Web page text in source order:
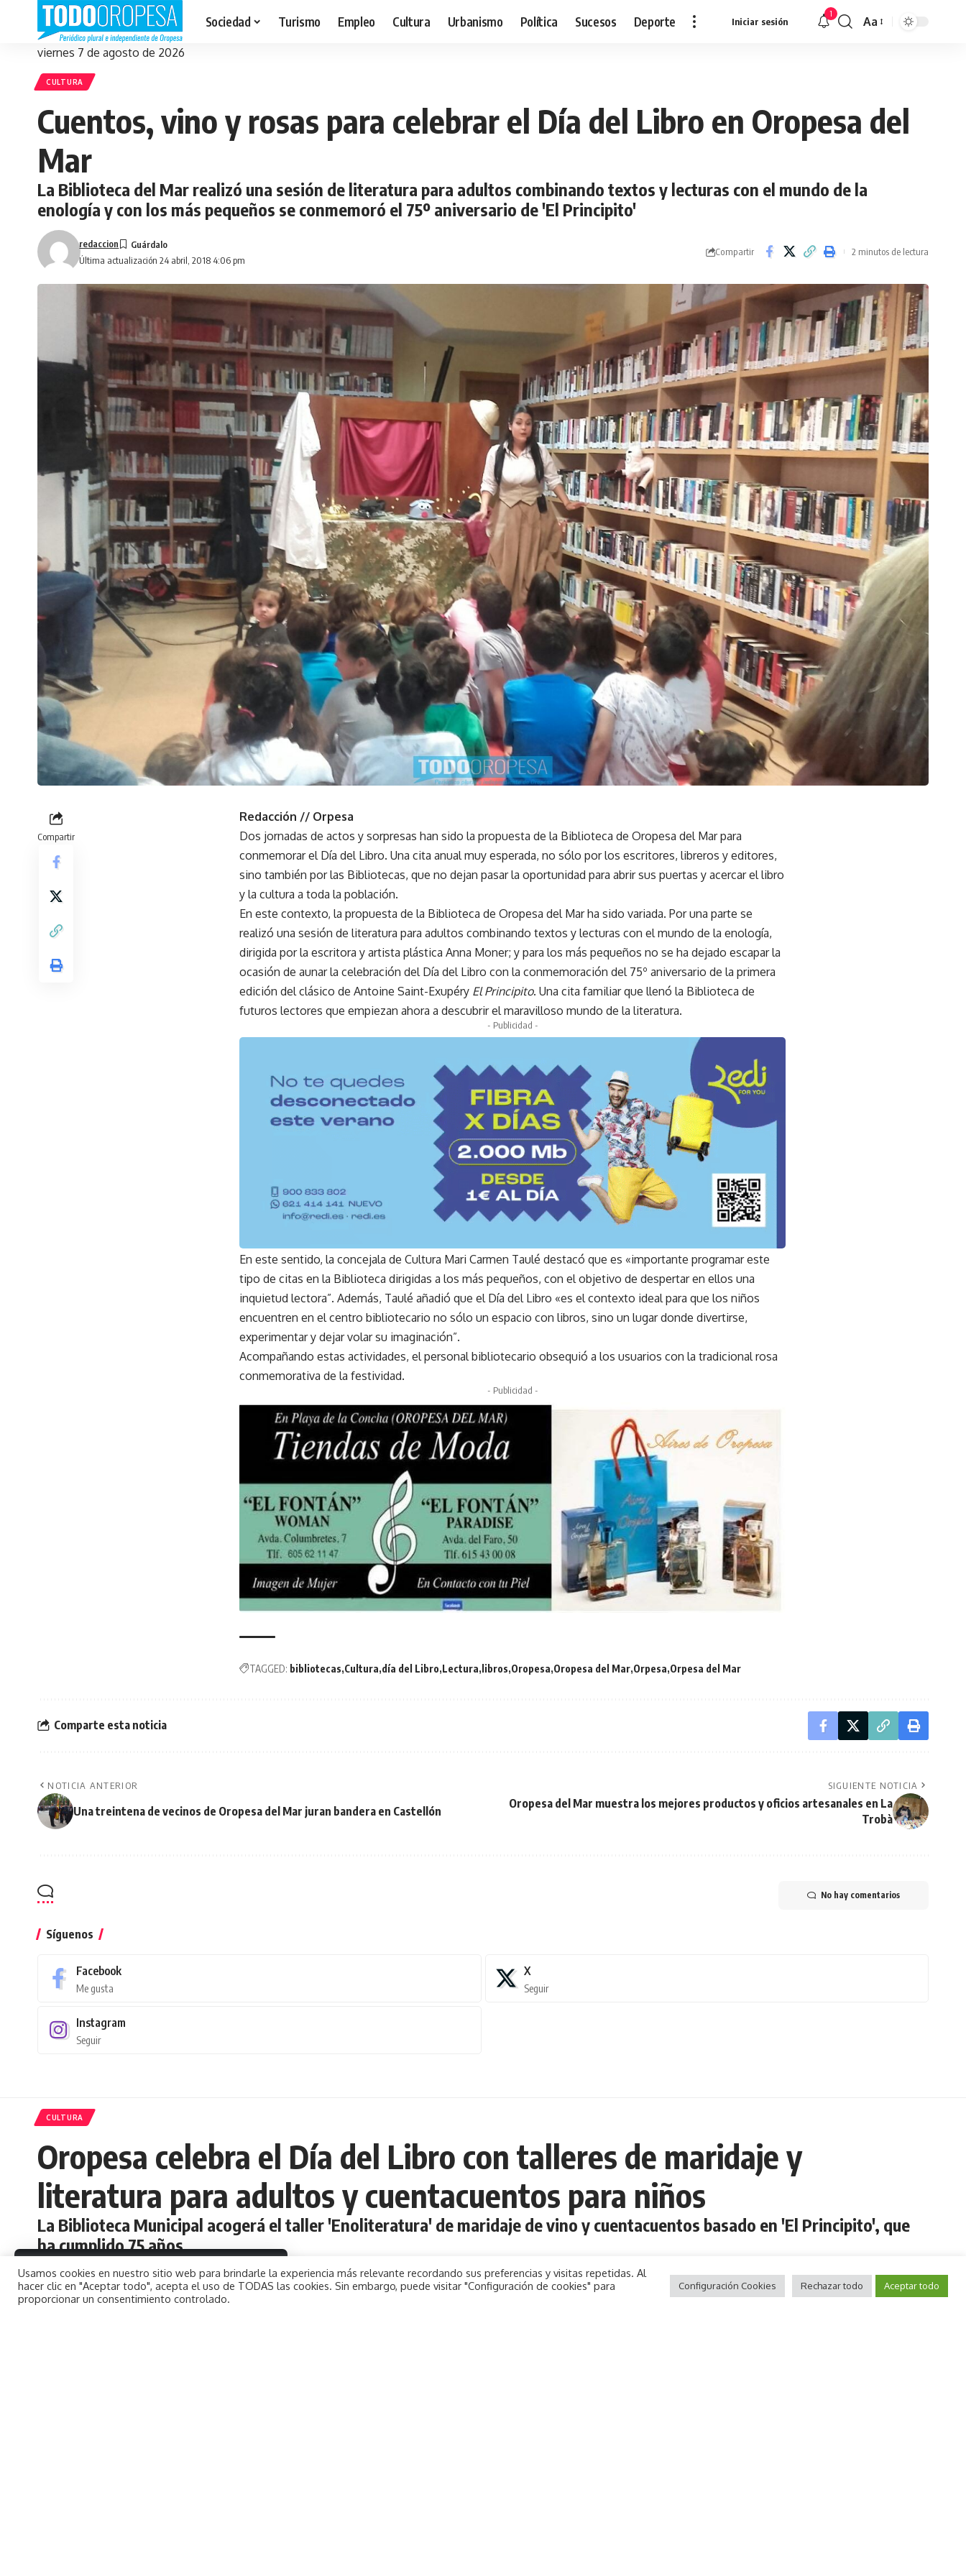
By using this site, you agree to the
Privacy Policy andTerms of Use.
Aceptar
Sociedad Turismo Empleo Cultura Urbanismo Política Sucesos Deporte Iniciar sesión
1
Redimensionar
Aa
viernes 7 de agosto de 2026
CULTURA
Cuentos, vino y rosas para celebrar el Día del Libro en Oropesa del
Mar
La Biblioteca del Mar realizó una sesión de literatura para adultos combinando textos y lecturas con el mundo de la
enología y con los más pequeños se conmemoró el 75º aniversario de 'El Principito'
Última actualización 24 abril, 2018 4:06 pm
redaccion
Compartir 2 minutos de lectura
Compartir
Redacción // Orpesa
Dos jornadas de actos y sorpresas han sido la propuesta de la Biblioteca de Oropesa del Mar para
conmemorar el Día del Libro. Una cita anual muy esperada, no sólo por los escritores, libreros y editores,
sino también por las Bibliotecas, que no dejan pasar la oportunidad para abrir sus puertas y acercar el libro
y la cultura a toda la población.
En este contexto, la propuesta de la Biblioteca de Oropesa del Mar ha sido variada. Por una parte se
realizó una sesión de literatura para adultos combinando textos y lecturas con el mundo de la enología,
dirigida por la escritora y artista plástica Anna Moner; y para los más pequeños no se ha dejado escapar la
ocasión de aunar la celebración del Día del Libro con la conmemoración del 75º aniversario de la primera
edición del clásico de Antoine Saint-Exupéry El Principito. Una cita familiar que llenó la Biblioteca de
futuros lectores que empiezan ahora a descubrir el maravilloso mundo de la literatura.
- Publicidad -
En este sentido, la concejala de Cultura Mari Carmen Taulé destacó que es «importante programar este
tipo de citas en la Biblioteca dirigidas a los más pequeños, con el objetivo de despertar en ellos una
inquietud lectora”. Además, Taulé añadió que el Día del Libro «es el contexto ideal para que los niños
encuentren en el centro bibliotecario no sólo un espacio con libros, sino un lugar donde divertirse,
experimentar y dejar volar su imaginación”.
Acompañando estas actividades, el personal bibliotecario obsequió a los usuarios con la tradicional rosa
conmemorativa de la festividad.
- Publicidad -
TAGGED: bibliotecas Cultura día del Libro Lectura libros Oropesa Oropesa del Mar Orpesa Orpesa del Mar
Comparte esta noticia
NOTICIA ANTERIOR
Una treintena de vecinos de Oropesa del Mar juran bandera en Castellón
SIGUIENTE NOTICIA
Oropesa del Mar muestra los mejores productos y oficios artesanales en La
Trobà
No hay comentarios
Síguenos
Facebook
Me gusta
X
Seguir
Instagram
Seguir
CULTURA
Oropesa celebra el Día del Libro con talleres de maridaje y
literatura para adultos y cuentacuentos para niños
La Biblioteca Municipal acogerá el taller 'Enoliteratura' de maridaje de vino y cuentacuentos basado en 'El Principito', que
ha cumplido 75 años
Última actualización 16 abril, 2018 3:35 pm
redaccion
Compartir 3 minutos de lectura
Usamos cookies en nuestro sitio web para brindarle la experiencia más relevante recordando sus preferencias y visitas repetidas. Al
hacer clic en "Aceptar todo", acepta el uso de TODAS las cookies. Sin embargo, puede visitar "Configuración de cookies" para
proporcionar un consentimiento controlado.
Configuración Cookies Rechazar todo Aceptar todo